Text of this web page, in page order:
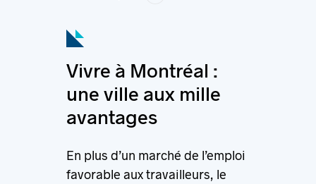
Vivre à Montréal :
une ville aux mille
avantages
En plus d’un marché de l’emploi
favorable aux travailleurs, le